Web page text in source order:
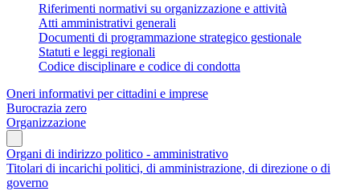
Riferimenti normativi su organizzazione e attività
Atti amministrativi generali
Documenti di programmazione strategico gestionale
Statuti e leggi regionali
Codice disciplinare e codice di condotta
Oneri informativi per cittadini e imprese
Burocrazia zero
Organizzazione
Organi di indirizzo politico - amministrativo
Titolari di incarichi politici, di amministrazione, di direzione o di
governo